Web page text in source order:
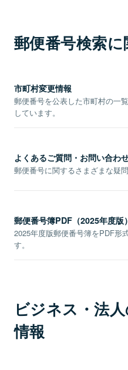
郵便番号検索
市町村変更情報
郵便番号を公表した市町村の一
しています。
よくあるご質問・お問い合わ
郵便番号に関するさまざまな疑
郵便番号簿PDF（2025年度版）
2025年度版郵便番号簿をPDF形
す。
ビジネス・法
情報